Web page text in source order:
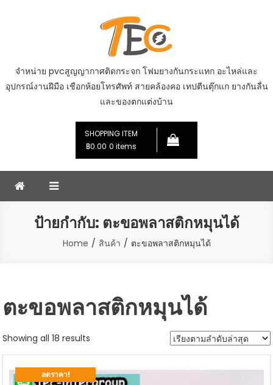
จำหน่าย pvcสูญญากาศติดกระจก โฟมยางกันกระแทก อะไหล่และ
อุปกรณ์งานฝีมือ เชือกห้อยโทรศัพท์ สายคล้องคอ เทปตีนตุ๊กแก ยางกันลื่น
และของตกแต่งบ้าน
SHOPPING ITEM
฿0.00 0 items
ป้ายกำกับ: ตะขอพลาสติกหมุนได้
Home สินค้า ตะขอพลาสติกหมุนได้
ตะขอพลาสติกหมุนได้
Showing all 18 results
by
latest
ลดราคา!